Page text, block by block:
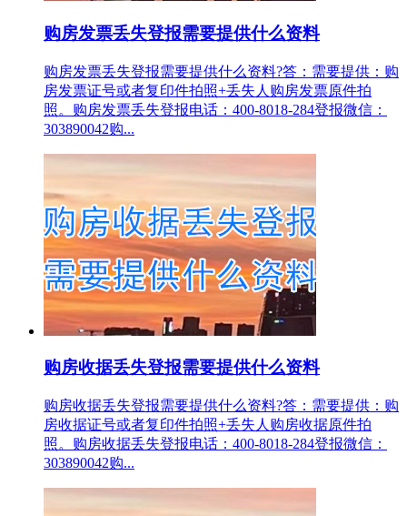
购房发票丢失登报需要提供什么资料
购房发票丢失登报需要提供什么资料?答：需要提供：购
房发票证号或者复印件拍照+丢失人购房发票原件拍
照。购房发票丢失登报电话：400-8018-284登报微信：
303890042购...
购房收据丢失登报需要提供什么资料
购房收据丢失登报需要提供什么资料?答：需要提供：购
房收据证号或者复印件拍照+丢失人购房收据原件拍
照。购房收据丢失登报电话：400-8018-284登报微信：
303890042购...